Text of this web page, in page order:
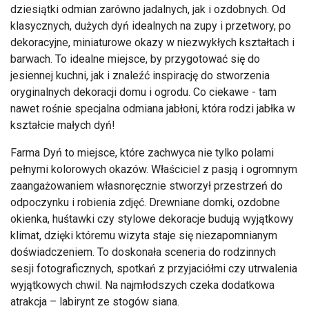
dziesiątki odmian zarówno jadalnych, jak i ozdobnych. Od
klasycznych, dużych dyń idealnych na zupy i przetwory, po
dekoracyjne, miniaturowe okazy w niezwykłych kształtach i
barwach. To idealne miejsce, by przygotować się do
jesiennej kuchni, jak i znaleźć inspirację do stworzenia
oryginalnych dekoracji domu i ogrodu. Co ciekawe - tam
nawet rośnie specjalna odmiana jabłoni, która rodzi jabłka w
kształcie małych dyń!
Farma Dyń to miejsce, które zachwyca nie tylko polami
pełnymi kolorowych okazów. Właściciel z pasją i ogromnym
zaangażowaniem własnoręcznie stworzył przestrzeń do
odpoczynku i robienia zdjęć. Drewniane domki, ozdobne
okienka, huśtawki czy stylowe dekoracje budują wyjątkowy
klimat, dzięki któremu wizyta staje się niezapomnianym
doświadczeniem. To doskonała sceneria do rodzinnych
sesji fotograficznych, spotkań z przyjaciółmi czy utrwalenia
wyjątkowych chwil. Na najmłodszych czeka dodatkowa
atrakcja – labirynt ze stogów siana.